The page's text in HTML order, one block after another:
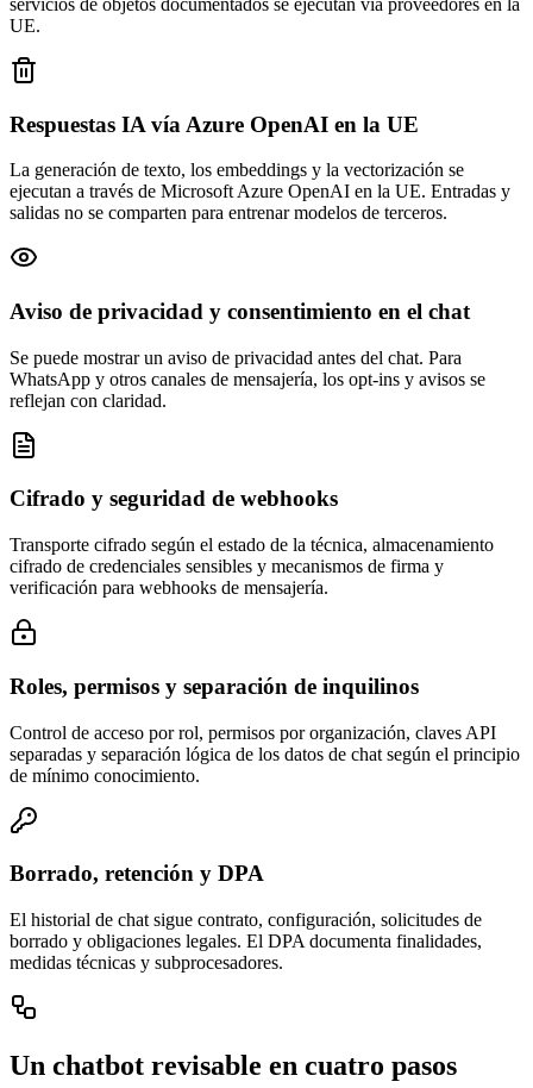
UE.
Respuestas IA vía Azure OpenAI en la UE
La generación de texto, los embeddings y la vectorización se
ejecutan a través de Microsoft Azure OpenAI en la UE. Entradas y
salidas no se comparten para entrenar modelos de terceros.
Aviso de privacidad y consentimiento en el chat
Se puede mostrar un aviso de privacidad antes del chat. Para
WhatsApp y otros canales de mensajería, los opt-ins y avisos se
reflejan con claridad.
Cifrado y seguridad de webhooks
Transporte cifrado según el estado de la técnica, almacenamiento
cifrado de credenciales sensibles y mecanismos de firma y
verificación para webhooks de mensajería.
Roles, permisos y separación de inquilinos
Control de acceso por rol, permisos por organización, claves API
separadas y separación lógica de los datos de chat según el principio
de mínimo conocimiento.
Borrado, retención y DPA
El historial de chat sigue contrato, configuración, solicitudes de
borrado y obligaciones legales. El DPA documenta finalidades,
medidas técnicas y subprocesadores.
Un chatbot revisable en cuatro pasos